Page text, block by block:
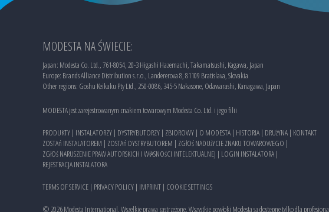
MODESTA NA ŚWIECIE:
Japan: Modesta Co. Ltd., 761-8054, 20-3 Higashi Hazemachi, Takamatsushi, Kagawa, Japan
Europe: Brands Alliance Distribution s.r.o., Landererova 8, 81109 Bratislava, Slovakia
Other regions: Goshu Keikaku Pty Ltd., 250-0086, 345-5 Nakasone, Odawarashi, Kanagawa, Japan
MODESTA jest zarejestrowanym znakiem towarowym Modesta Co. Ltd. i jego filii
PRODUKTY | INSTALATORZY | DYSTRYBUTORZY | ZBIOROWY | O MODESTA | HISTORIA | DRUżYNA | KONTAKT
ZOSTAń INSTALATOREM | ZOSTAń DYSTRYBUTOREM | ZGłOś NADUżYCIE ZNAKU TOWAROWEGO |
ZGłOś NARUSZENIE PRAW AUTORSKICH I WłASNOśCI INTELEKTUALNEJ | LOGIN INSTALATORA |
REJESTRACJA INSTALATORA
TERMS OF SERVICE | PRIVACY POLICY | IMPRINT | COOKIE SETTINGS
©2026Modesta International, Wszelkie prawa zastrzeżone. Wszystkie powłoki Modesta są dostępne tylko dla